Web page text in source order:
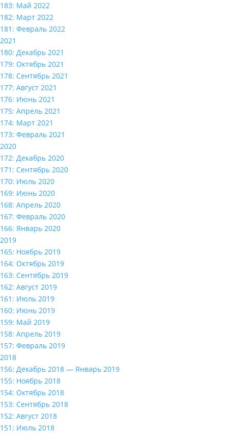
183: Май 2022
182: Март 2022
181: Февраль 2022
2021
180: Декабрь 2021
179: Октябрь 2021
178: Сентябрь 2021
177: Август 2021
176: Июнь 2021
175: Апрель 2021
174: Март 2021
173: Февраль 2021
2020
172: Декабрь 2020
171: Сентябрь 2020
170: Июль 2020
169: Июнь 2020
168: Апрель 2020
167: Февраль 2020
166: Январь 2020
2019
165: Ноябрь 2019
164: Октябрь 2019
163: Сентябрь 2019
162: Август 2019
161: Июль 2019
160: Июнь 2019
159: Май 2019
158: Апрель 2019
157: Февраль 2019
2018
156: Декабрь 2018 — Январь 2019
155: Ноябрь 2018
154: Октябрь 2018
153: Сентябрь 2018
152: Август 2018
151: Июль 2018